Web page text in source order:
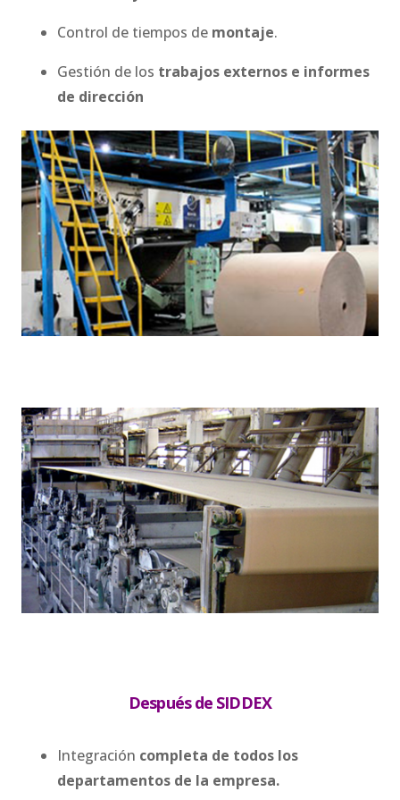
Control de tiempos de montaje.
Gestión de los trabajos externos e informes
de dirección
Después de SIDDEX
Integración completa de todos los
departamentos de la empresa.